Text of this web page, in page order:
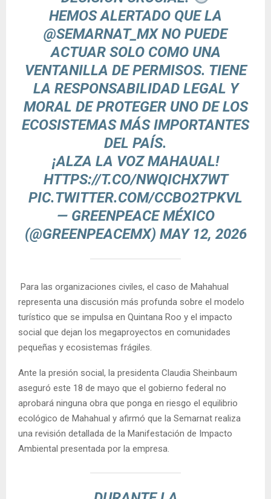
HEMOS ALERTADO QUE LA
@SEMARNAT_MXNO PUEDE
ACTUAR SOLO COMO UNA
VENTANILLA DE PERMISOS. TIENE
LA RESPONSABILIDAD LEGAL Y
MORAL DE PROTEGER UNO DE LOS
ECOSISTEMAS MÁS IMPORTANTES
DEL PAÍS.
¡ALZA LA VOZ MAHAUAL!
HTTPS://T.CO/NWQICHX7WT
PIC.TWITTER.COM/CCBO2TPKVL
— GREENPEACE MÉXICO
(@GREENPEACEMX) MAY 12, 2026
Para las organizaciones civiles, el caso de Mahahual
representa una discusión más profunda sobre el modelo
turístico que se impulsa en Quintana Roo y el impacto
social que dejan los megaproyectos en comunidades
pequeñas y ecosistemas frágiles.
Ante la presión social, la presidenta Claudia Sheinbaum
aseguró este 18 de mayo que el gobierno federal no
aprobará ninguna obra que ponga en riesgo el equilibrio
ecológico de Mahahual y afirmó que la Semarnat realiza
una revisión detallada de la Manifestación de Impacto
Ambiental presentada por la empresa.